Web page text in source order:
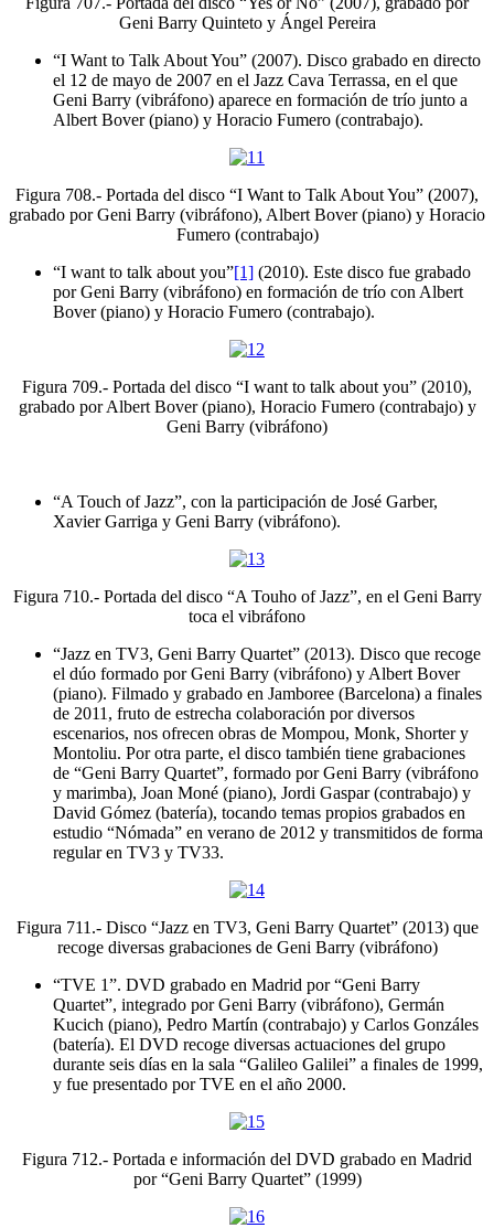
Geni Barry Quinteto y Ángel Pereira
“I Want to Talk About You” (2007). Disco grabado en directo
el 12 de mayo de 2007 en el Jazz Cava Terrassa, en el que
Geni Barry (vibráfono) aparece en formación de trío junto a
Albert Bover (piano) y Horacio Fumero (contrabajo).
Figura 708.- Portada del disco “I Want to Talk About You” (2007),
grabado por Geni Barry (vibráfono), Albert Bover (piano) y Horacio
Fumero (contrabajo)
“I want to talk about you”[1] (2010). Este disco fue grabado
por Geni Barry (vibráfono) en formación de trío con Albert
Bover (piano) y Horacio Fumero (contrabajo).
Figura 709.- Portada del disco “I want to talk about you” (2010),
grabado por Albert Bover (piano), Horacio Fumero (contrabajo) y
Geni Barry (vibráfono)
“A Touch of Jazz”, con la participación de José Garber,
Xavier Garriga y Geni Barry (vibráfono).
Figura 710.- Portada del disco “A Touho of Jazz”, en el Geni Barry
toca el vibráfono
“Jazz en TV3, Geni Barry Quartet” (2013). Disco que recoge
el dúo formado por Geni Barry (vibráfono) y Albert Bover
(piano). Filmado y grabado en Jamboree (Barcelona) a finales
de 2011, fruto de estrecha colaboración por diversos
escenarios, nos ofrecen obras de Mompou, Monk, Shorter y
Montoliu. Por otra parte, el disco también tiene grabaciones
de “Geni Barry Quartet”, formado por Geni Barry (vibráfono
y marimba), Joan Moné (piano), Jordi Gaspar (contrabajo) y
David Gómez (batería), tocando temas propios grabados en
estudio “Nómada” en verano de 2012 y transmitidos de forma
regular en TV3 y TV33.
Figura 711.- Disco “Jazz en TV3, Geni Barry Quartet” (2013) que
recoge diversas grabaciones de Geni Barry (vibráfono)
“TVE 1”. DVD grabado en Madrid por “Geni Barry
Quartet”, integrado por Geni Barry (vibráfono), Germán
Kucich (piano), Pedro Martín (contrabajo) y Carlos Gonzáles
(batería). El DVD recoge diversas actuaciones del grupo
durante seis días en la sala “Galileo Galilei” a finales de 1999,
y fue presentado por TVE en el año 2000.
Figura 712.- Portada e información del DVD grabado en Madrid
por “Geni Barry Quartet” (1999)